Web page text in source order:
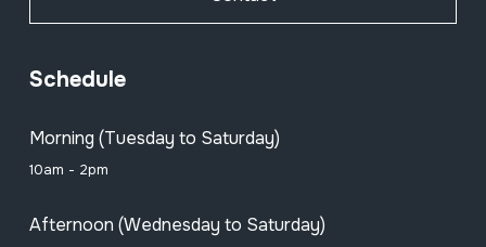
Schedule
Morning (Tuesday to Saturday)
10am - 2pm
Afternoon (Wednesday to Saturday)